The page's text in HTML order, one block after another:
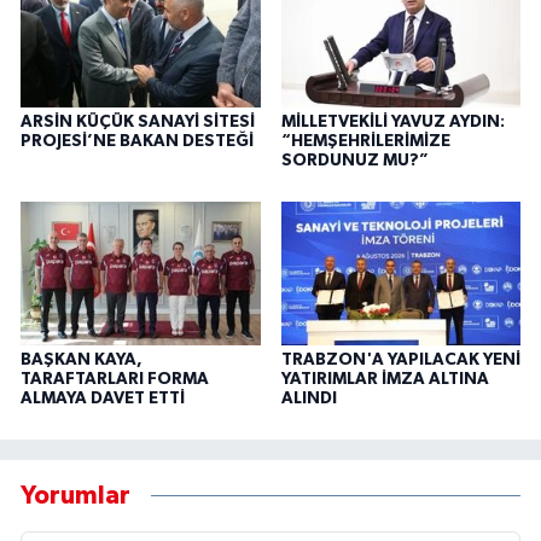
ARSİN KÜÇÜK SANAYİ SİTESİ
PROJESİ’NE BAKAN DESTEĞİ
MİLLETVEKİLİ YAVUZ AYDIN:
“HEMŞEHRİLERİMİZE
SORDUNUZ MU?”
BAŞKAN KAYA,
TARAFTARLARI FORMA
ALMAYA DAVET ETTİ
TRABZON'A YAPILACAK YENİ
YATIRIMLAR İMZA ALTINA
ALINDI
Yorumlar